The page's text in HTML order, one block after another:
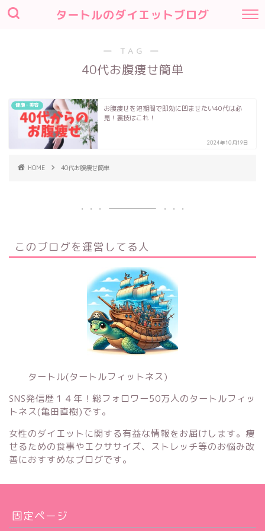
タートルのダイエットブログ
― TAG ―
40代お腹痩せ簡単
健康・美容
お腹痩せを短期間で即効に凹ませたい40代は必
見！裏技はこれ！
2024年10月19日
HOME 40代お腹痩せ簡単
このブログを運営してる人
タートル(タートルフィットネス)
SNS発信歴１４年！総フォロワー50万人のタートルフィッ
トネス(亀田直樹)です。
女性のダイエットに関する有益な情報をお届けします。痩
せるための食事やエクササイズ、ストレッチ等のお悩み改
善におすすめなブログです。
固定ページ